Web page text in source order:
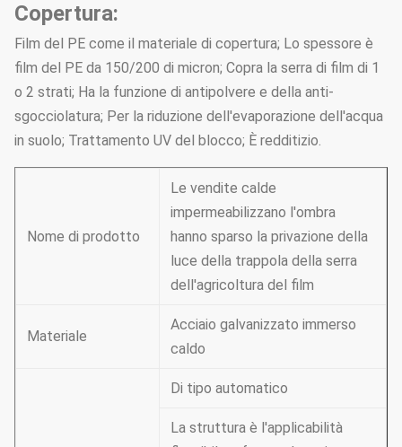
Copertura:
Film del PE come il materiale di copertura; Lo spessore è
film del PE da 150/200 di micron; Copra la serra di film di 1
o 2 strati; Ha la funzione di antipolvere e della anti-
sgocciolatura; Per la riduzione dell'evaporazione dell'acqua
in suolo; Trattamento UV del blocco; È redditizio.
Nome di prodotto
Le vendite calde
impermeabilizzano l'ombra
hanno sparso la privazione della
luce della trappola della serra
dell'agricoltura del film
Materiale
Acciaio galvanizzato immerso
caldo
Di tipo automatico
La struttura è l'applicabilità